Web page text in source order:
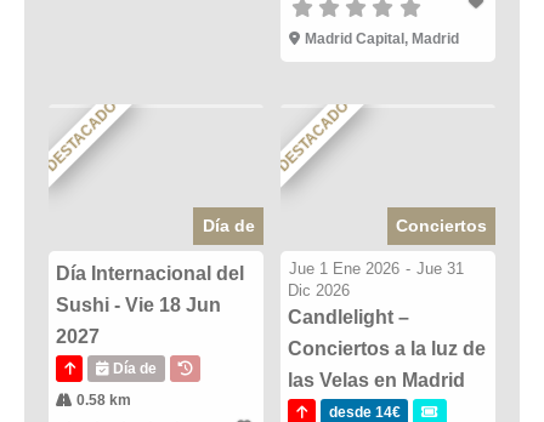
Madrid Capital, Madrid
DESTACADO
Día de
Día Internacional del
Sushi - Vie 18 Jun
2027
Día de
0.58 km
DESTACADO
Conciertos
Jue 1 Ene 2026 - Jue 31
Dic 2026
Candlelight –
Conciertos a la luz de
las Velas en Madrid
desde 14€